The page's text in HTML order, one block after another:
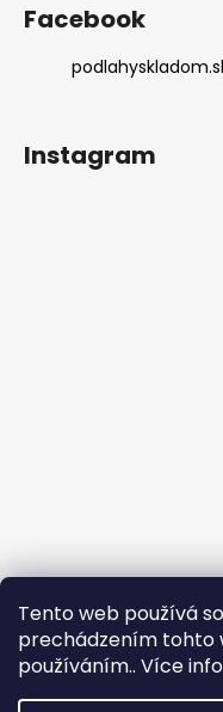
Tento web používá
prechádzením tohto
používáním.. Více
Facebook
Instagram